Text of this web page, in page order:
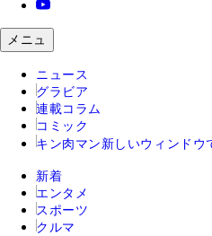
メニュ
ニュース
グラビア
連載コラム
コミック
キン肉マン 新しいウィンドウ
新着
エンタメ
スポーツ
クルマ